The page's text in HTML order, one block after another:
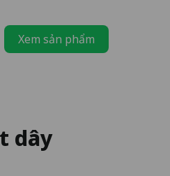
Xem sản phẩm
dây